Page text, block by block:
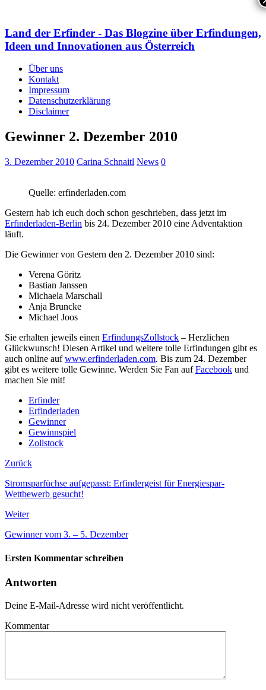
Land der Erfinder - Das Blogzine über Erfindungen,
Ideen und Innovationen aus Österreich
Über uns
Kontakt
Impressum
Datenschutzerklärung
Disclaimer
Gewinner 2. Dezember 2010
3. Dezember 2010 Carina Schnaitl News 0
Quelle: erfinderladen.com
Gestern hab ich euch doch schon geschrieben, dass jetzt im
Erfinderladen-Berlin bis 24. Dezember 2010 eine Adventaktion
läuft.
Die Gewinner von Gestern den 2. Dezember 2010 sind:
Verena Göritz
Bastian Janssen
Michaela Marschall
Anja Bruncke
Michael Joos
Sie erhalten jeweils einen ErfindungsZollstock – Herzlichen
Glückwunsch! Diesen Artikel und weitere tolle Erfindungen gibt es
auch online aufwww.erfinderladen.com. Bis zum 24. Dezember
gibt es weitere tolle Gewinne. Werden Sie Fan aufFacebook und
machen Sie mit!
Erfinder
Erfinderladen
Gewinner
Gewinnspiel
Zollstock
Zurück
Stromsparfüchse aufgepasst: Erfindergeist für Energiespar-
Wettbewerb gesucht!
Weiter
Gewinner vom 3. – 5. Dezember
Ersten Kommentar schreiben
Antworten
Deine E-Mail-Adresse wird nicht veröffentlicht.
Kommentar